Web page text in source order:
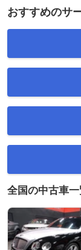
おすすめのサ
全国の中古車